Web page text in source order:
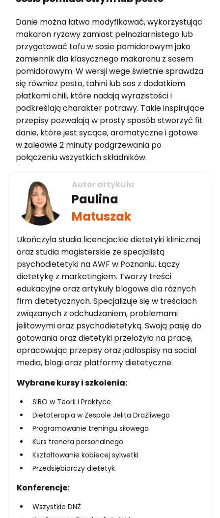
Danie można łatwo modyfikować, wykorzystując
makaron ryżowy zamiast pełnoziarnistego lub
przygotować tofu w sosie pomidorowym jako
zamiennik dla klasycznego makaronu z sosem
pomidorowym. W wersji wege świetnie sprawdza
się również pesto, tahini lub sos z dodatkiem
płatkami chili, które nadają wyrazistości i
podkreślają charakter potrawy. Takie inspirujące
przepisy pozwalają w prosty sposób stworzyć fit
danie, które jest sycące, aromatyczne i gotowe
w zaledwie 2 minuty podgrzewania po
połączeniu wszystkich składników.
Autor artykułu
Paulina
Matuszak
Ukończyła studia licencjackie dietetyki klinicznej
oraz studia magisterskie ze specjalistą
psychodietetyki na AWF w Poznaniu. Łączy
dietetykę z marketingiem. Tworzy treści
edukacyjne oraz artykuły blogowe dla różnych
firm dietetycznych. Specjalizuje się w treściach
związanych z odchudzaniem, problemami
jelitowymi oraz psychodietetyką. Swoją pasję do
gotowania oraz dietetyki przełożyła na pracę,
opracowując przepisy oraz jadłospisy na social
media, blogi oraz platformy dietetyczne.
Wybrane kursy i szkolenia:
SIBO w Teorii i Praktyce
Dietoterapia w Zespole Jelita Drażliwego
Programowanie treningu siłowego
Kurs trenera personalnego
Kształtowanie kobiecej sylwetki
Przedsiębiorczy dietetyk
Konferencje:
Wszystkie DNŻ